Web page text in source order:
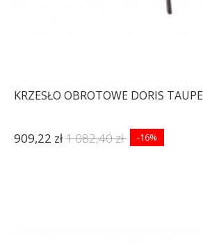
KRZESŁO OBROTOWE DORIS TAUPE
909,22 zł1 082,40 zł -16%